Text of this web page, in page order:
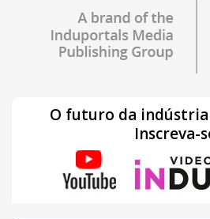
O futuro da indústria
Inscreva-